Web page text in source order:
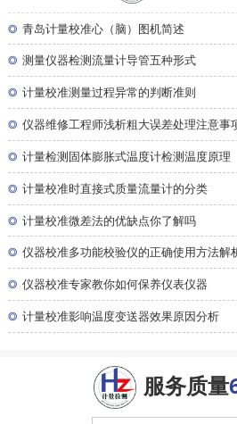
◎ 青岛计量校准心（脑）图机简述
◎ 测量仪器检测流量计导管五种形式
◎ 计量校准测量过程异常的判断准则
◎ 仪器维修工程师浅析粗大误差处理注意事
◎ 计量检测固体膨胀式温度计检测温度原理
◎ 计量校准时直接式质量流量计的分类
◎ 计量校准微差法的优缺点你了解吗
◎ 仪器校准多功能校验仪的正确使用方法解
◎ 仪器校准专家教你如何保养仪表仪器
◎ 计量校准影响温度变送器效果原因分析
服务质量